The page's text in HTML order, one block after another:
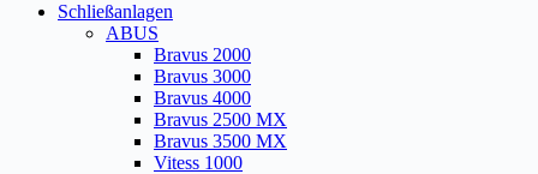
Schließanlagen
ABUS
Bravus 2000
Bravus 3000
Bravus 4000
Bravus 2500 MX
Bravus 3500 MX
Vitess 1000